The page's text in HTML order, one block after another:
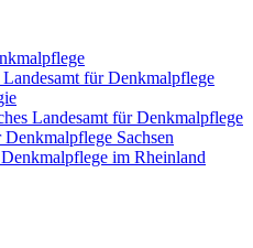
für Denkmalpflege
Landesamt für Denkmalpflege
Sachsen
im Rheinland